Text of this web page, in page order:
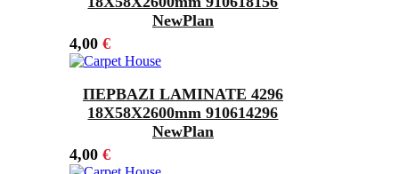
NewPlan
4,00 €
ΠΕΡΒΑΖΙ LAMINATE 4296
18Χ58X2600mm 910614296
NewPlan
4,00 €